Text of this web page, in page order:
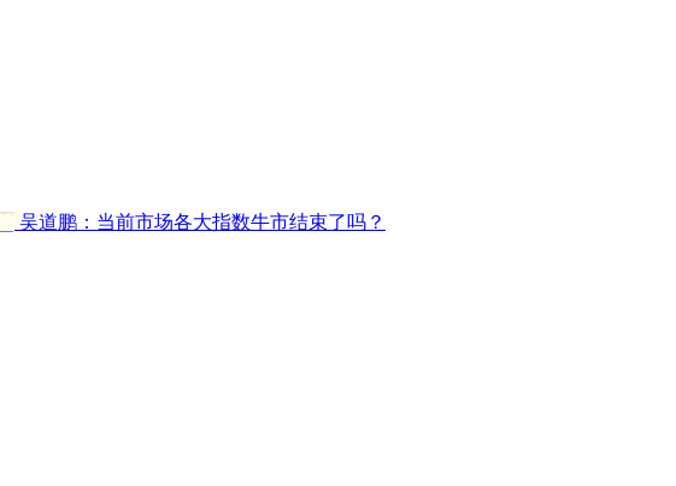
吴道鹏：当前市场各大指数牛市结束了吗？